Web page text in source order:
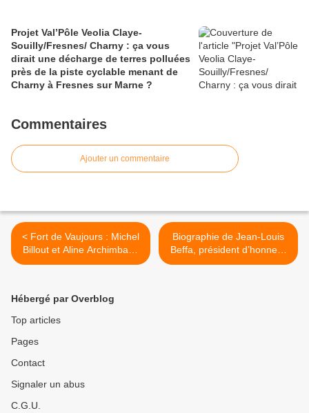
Projet Val’Pôle Veolia Claye-
Souilly/Fresnes/ Charny : ça vous
dirait une décharge de terres polluées
près de la piste cyclable menant de
Charny à Fresnes sur Marne ?
Commentaires
Ajouter un commentaire
< Fort de Vaujours : Michel
Billout et Aline Archimbaud
interpellent Ségolène Royal
Biographie de Jean-Louis
Beffa, président d’honneur
de Saint Gobain et l’un des
Hébergé par Overblog
Top articles
Pages
Contact
Signaler un abus
C.G.U.